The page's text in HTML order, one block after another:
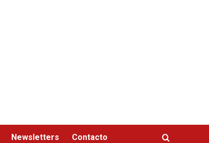
Newsletters Contacto